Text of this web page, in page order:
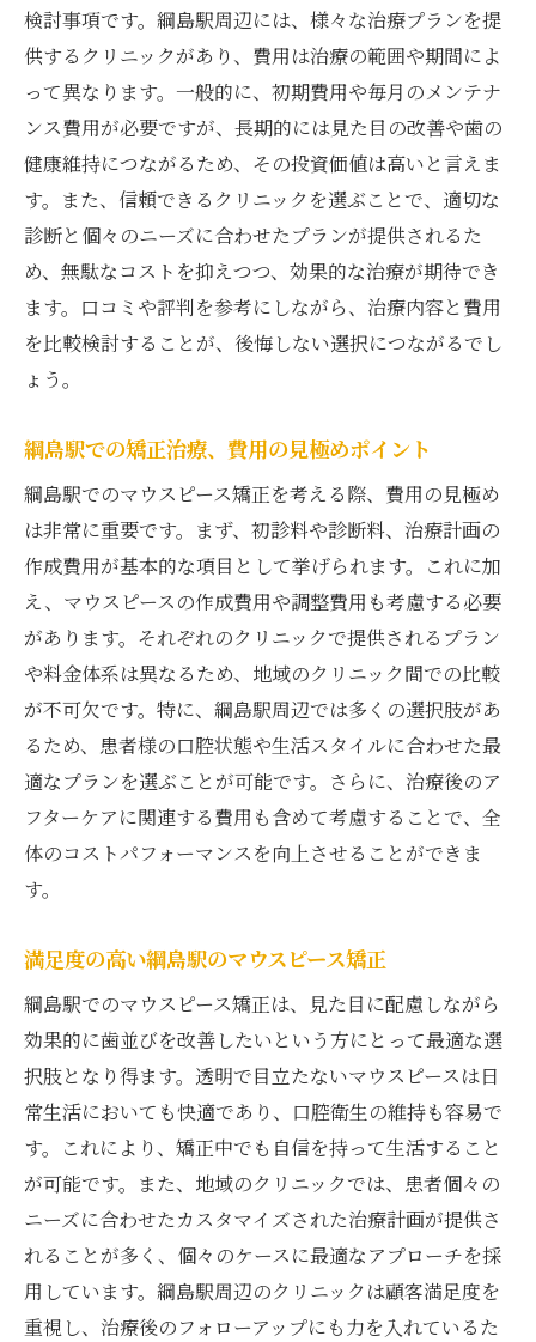
検討事項です。綱島駅周辺には、様々な治療プランを提
供するクリニックがあり、費用は治療の範囲や期間によ
って異なります。一般的に、初期費用や毎月のメンテナ
ンス費用が必要ですが、長期的には見た目の改善や歯の
健康維持につながるため、その投資価値は高いと言えま
す。また、信頼できるクリニックを選ぶことで、適切な
診断と個々のニーズに合わせたプランが提供されるた
め、無駄なコストを抑えつつ、効果的な治療が期待でき
ます。口コミや評判を参考にしながら、治療内容と費用
を比較検討することが、後悔しない選択につながるでし
ょう。
綱島駅での矯正治療、費用の見極めポイント
綱島駅でのマウスピース矯正を考える際、費用の見極め
は非常に重要です。まず、初診料や診断料、治療計画の
作成費用が基本的な項目として挙げられます。これに加
え、マウスピースの作成費用や調整費用も考慮する必要
があります。それぞれのクリニックで提供されるプラン
や料金体系は異なるため、地域のクリニック間での比較
が不可欠です。特に、綱島駅周辺では多くの選択肢があ
るため、患者様の口腔状態や生活スタイルに合わせた最
適なプランを選ぶことが可能です。さらに、治療後のア
フターケアに関連する費用も含めて考慮することで、全
体のコストパフォーマンスを向上させることができま
す。
満足度の高い綱島駅のマウスピース矯正
綱島駅でのマウスピース矯正は、見た目に配慮しながら
効果的に歯並びを改善したいという方にとって最適な選
択肢となり得ます。透明で目立たないマウスピースは日
常生活においても快適であり、口腔衛生の維持も容易で
す。これにより、矯正中でも自信を持って生活すること
が可能です。また、地域のクリニックでは、患者個々の
ニーズに合わせたカスタマイズされた治療計画が提供さ
れることが多く、個々のケースに最適なアプローチを採
用しています。綱島駅周辺のクリニックは顧客満足度を
重視し、治療後のフォローアップにも力を入れているた